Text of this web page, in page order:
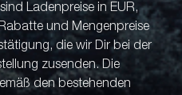
Ladenpreise in EUR,
und Mengenpreise
die wir Dir bei der
zusenden. Die
den bestehenden